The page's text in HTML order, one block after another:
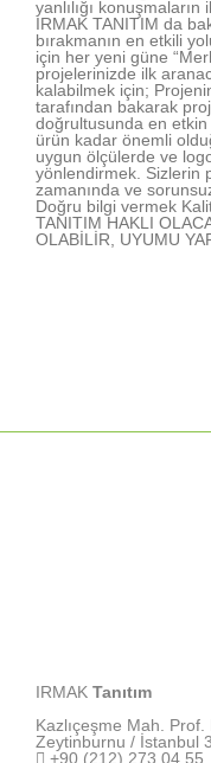
yanlılığı konuşmaların
IRMAK TANITIM da
bırakmanın en etkili
için her yeni güne
projelerinizde ilk
kalabilmek için;
tarafından bakarak
doğrultusunda en etkin
ürün kadar önemli
uygun ölçülerde ve
yönlendirmek. Sizlerin
zamanında ve
Doğru bilgi vermek
TANITIM HAKLI
OLABİLİR, UYUMU
IRMAK Tanıtım
Kazlıçeşme Mah.
Zeytinburnu / İstanbul
+90 (212) 273 04 55